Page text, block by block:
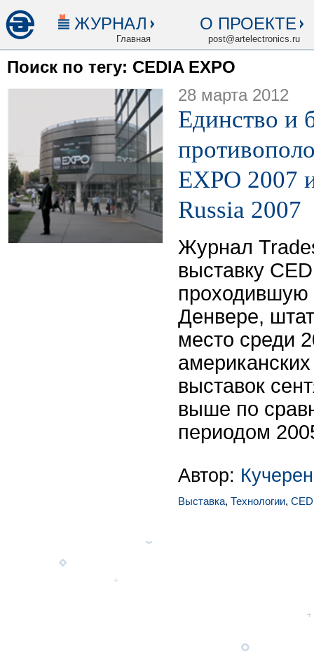
ЖУРНАЛ
Главная
О ПРОЕКТЕ
post@artelectronics.ru
Поиск по тегу: CEDIA EXPO
28 марта 2012
Единство и
EXPO 2007
Russia 2007
Журнал
выставку
проходившую
Денвере,
место среди
выставок
выше по
периодом
Автор:
Выставка, Технологии,